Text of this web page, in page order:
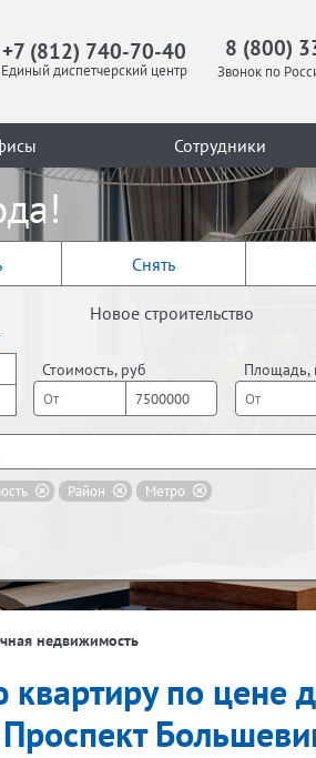
+7 (812) 740-70-40
Единый диспетчерский центр
8 (800)
Звонок по
Сотрудники
Снять
Новое строительство
Стоимость, руб Площадь,
Район Метро
Этаж
Не первый
Не
недвижимость
квартиру по